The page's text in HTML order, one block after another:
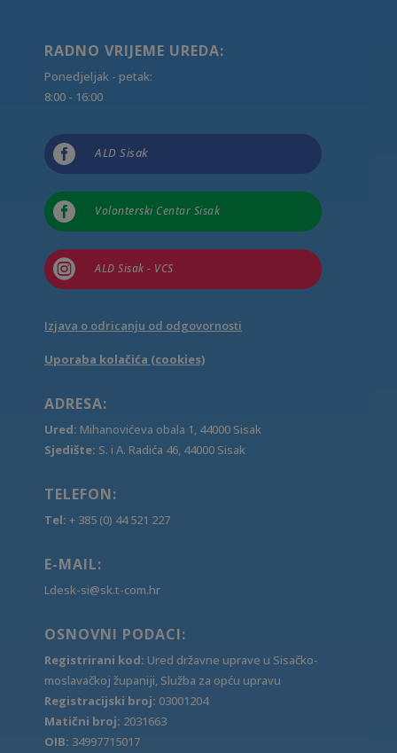
RADNO VRIJEME UREDA:
Ponedjeljak - petak:
8:00 - 16:00
 ALD Sisak
 Volonterski Centar Sisak
 ALD Sisak - VCS
Izjava o odricanju od odgovornosti
Uporaba kolačića (cookies)
ADRESA:
Ured: Mihanovićeva obala 1, 44000 Sisak
Sjedište: S. i A. Radića 46, 44000 Sisak
TELEFON:
Tel: + 385 (0) 44 521 227
E-MAIL:
Ldesk-si@sk.t-com.hr
OSNOVNI PODACI:
Registrirani kod: Ured državne uprave u Sisačko-
moslavačkoj županiji, Služba za opću upravu
Registracijski broj: 03001204
Matični broj: 2031663
OIB: 34997715017